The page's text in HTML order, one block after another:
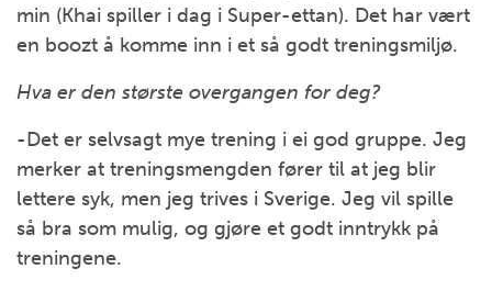
min (Khai spiller i dag i Super-ettan). Det har vært
en boozt å komme inn i et så godt treningsmiljø.
Hva er den største overgangen for deg?
-Det er selvsagt mye trening i ei god gruppe. Jeg
merker at treningsmengden fører til at jeg blir
lettere syk, men jeg trives i Sverige. Jeg vil spille
så bra som mulig, og gjøre et godt inntrykk på
treningene.